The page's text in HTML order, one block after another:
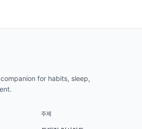
for habits, sleep,
주제